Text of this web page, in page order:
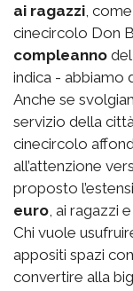
ai ragazzi ,
cinecircolo Don
compleanno
indica - abbiamo
Anche se
servizio della
cinecircolo
all’attenzione
proposto
euro , ai ragazzi
Chi vuole
appositi spazi
convertire alla